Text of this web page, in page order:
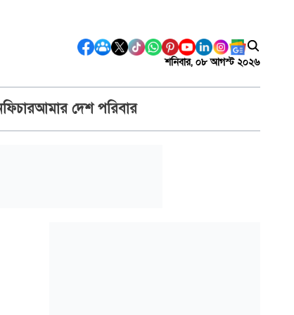
শনিবার, ০৮ আগস্ট ২০২৬
ফিচারআমার দেশ পরিবার